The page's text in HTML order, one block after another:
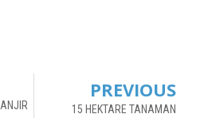
PREVIOUS
15 HEKTARE TANAMAN